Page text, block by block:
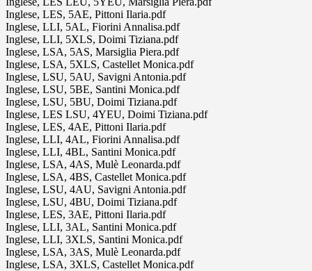
Inglese, LES, 5AE, Pittoni Ilaria.pdf
Inglese, LLI, 5AL, Fiorini Annalisa.pdf
Inglese, LLI, 5XLS, Doimi Tiziana.pdf
Inglese, LSA, 5AS, Marsiglia Piera.pdf
Inglese, LSA, 5XLS, Castellet Monica.pdf
Inglese, LSU, 5AU, Savigni Antonia.pdf
Inglese, LSU, 5BE, Santini Monica.pdf
Inglese, LSU, 5BU, Doimi Tiziana.pdf
Inglese, LES LSU, 4YEU, Doimi Tiziana.pdf
Inglese, LES, 4AE, Pittoni Ilaria.pdf
Inglese, LLI, 4AL, Fiorini Annalisa.pdf
Inglese, LLI, 4BL, Santini Monica.pdf
Inglese, LSA, 4AS, Mulè Leonarda.pdf
Inglese, LSA, 4BS, Castellet Monica.pdf
Inglese, LSU, 4AU, Savigni Antonia.pdf
Inglese, LSU, 4BU, Doimi Tiziana.pdf
Inglese, LES, 3AE, Pittoni Ilaria.pdf
Inglese, LLI, 3AL, Santini Monica.pdf
Inglese, LLI, 3XLS, Santini Monica.pdf
Inglese, LSA, 3AS, Mulè Leonarda.pdf
Inglese, LSA, 3XLS, Castellet Monica.pdf